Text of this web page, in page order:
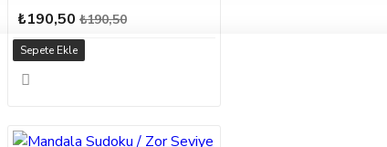
₺190,50 ₺190,50
Sepete Ekle